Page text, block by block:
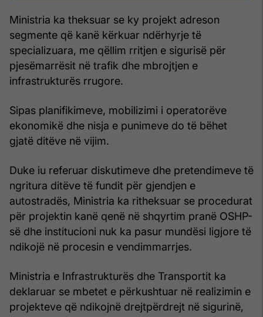
Ministria ka theksuar se ky projekt adreson
segmente që kanë kërkuar ndërhyrje të
specializuara, me qëllim rritjen e sigurisë për
pjesëmarrësit në trafik dhe mbrojtjen e
infrastrukturës rrugore.
Sipas planifikimeve, mobilizimi i operatorëve
ekonomikë dhe nisja e punimeve do të bëhet
gjatë ditëve në vijim.
Duke iu referuar diskutimeve dhe pretendimeve të
ngritura ditëve të fundit për gjendjen e
autostradës, Ministria ka ritheksuar se procedurat
për projektin kanë qenë në shqyrtim pranë OSHP-
së dhe institucioni nuk ka pasur mundësi ligjore të
ndikojë në procesin e vendimmarrjes.
Ministria e Infrastrukturës dhe Transportit ka
deklaruar se mbetet e përkushtuar në realizimin e
projekteve që ndikojnë drejtpërdrejt në sigurinë,